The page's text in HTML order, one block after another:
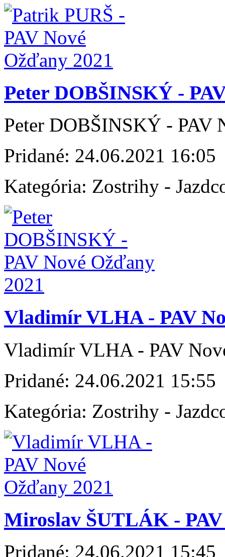
Peter DOBŠINSKÝ -
Peter DOBŠINSKÝ - PAV
Pridané: 24.06.2021 16:05
Kategória: Zostrihy -
Vladimír VLHA - PAV
Vladimír VLHA - PAV
Pridané: 24.06.2021 15:55
Kategória: Zostrihy -
Miroslav ŠUTLÁK -
Pridané: 24.06.2021 15:45